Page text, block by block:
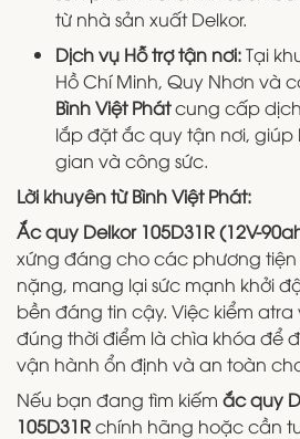
từ nhà sản xuất Delkor.
Dịch vụ Hỗ trợ tận nơi:Tại
Hồ Chí Minh, Quy Nhơn và
Bình Việt Phátcung cấp
lắp đặt ắc quy tận nơi, giúp
gian và công sức.
Lời khuyên từ Bình Việt Phát:
Ắc quy Delkor 105D31R (12V-
xứng đáng cho các phương
nặng, mang lại sức mạnh khởi
bền đáng tin cậy. Việc kiểm
đúng thời điểm là chìa khóa để
vận hành ổn định và an toàn
Nếu bạn đang tìm kiếm ắc quy
105D31Rchính hãng hoặc cần